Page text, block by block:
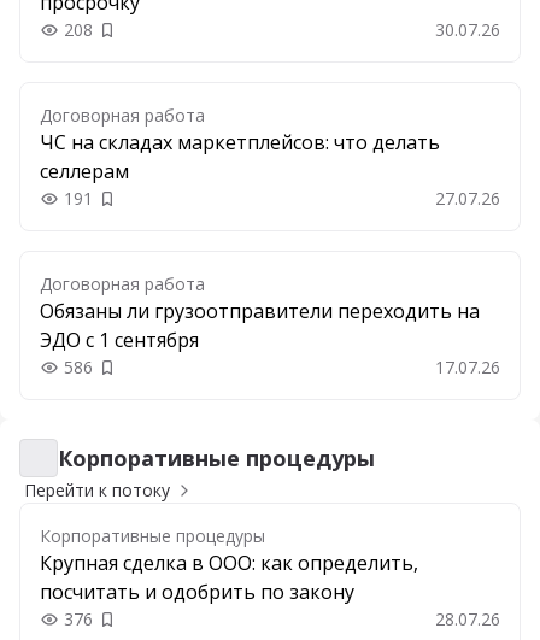
208 Добавить в закладки 30.07.26
Договорная работа
ЧС на складах маркетплейсов: что делать
селлерам
191 Добавить в закладки 27.07.26
Договорная работа
Обязаны ли грузоотправители переходить на
ЭДО с 1 сентября
586 Добавить в закладки 17.07.26
Корпоративные процедуры
Корпоративные процедуры
Перейти к потоку
Корпоративные процедуры
Крупная сделка в ООО: как определить,
посчитать и одобрить по закону
376 Добавить в закладки 28.07.26